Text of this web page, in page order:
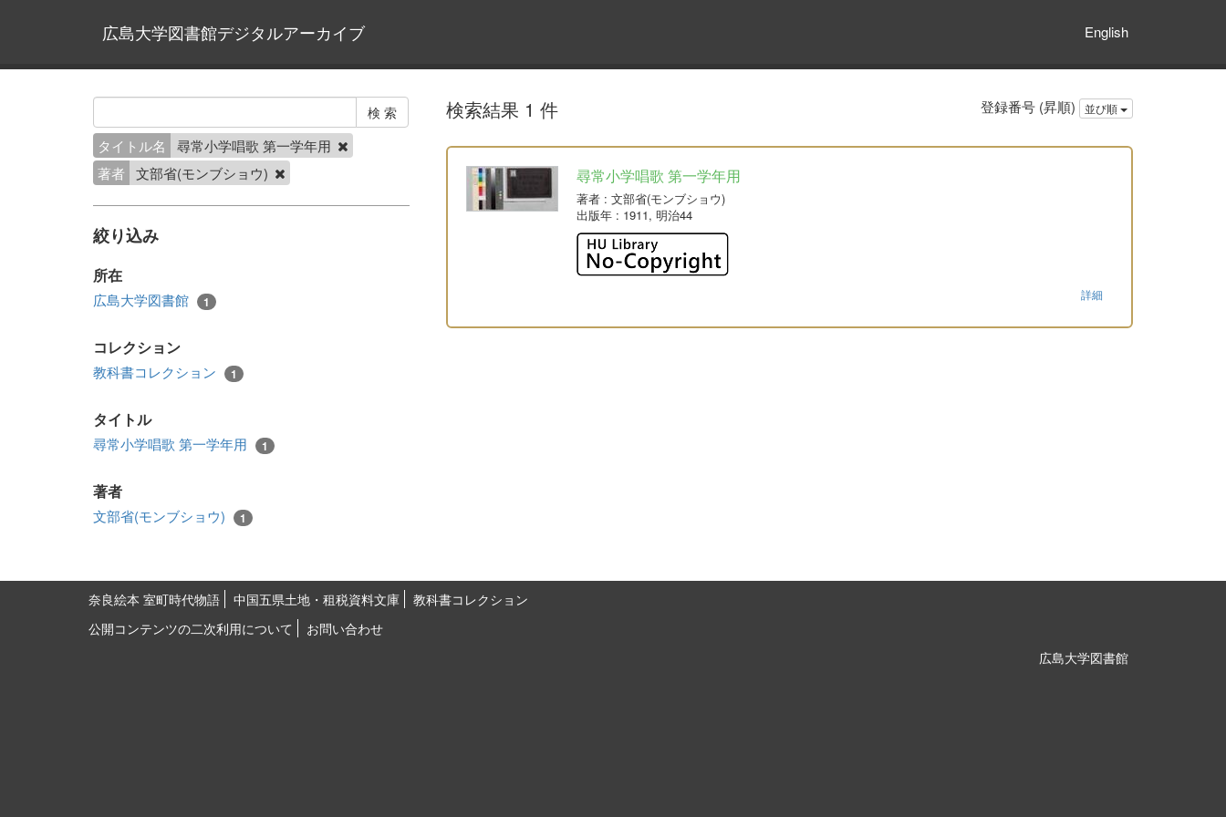
広島大学図書館デジタルアーカイブ English
タイトル名
尋常小学唱歌 第一学年用
著者
文部省(モンブショウ)
絞り込み
所在
広島大学図書館 1
コレクション
教科書コレクション 1
タイトル
尋常小学唱歌 第一学年用 1
著者
文部省(モンブショウ) 1
検索結果 1 件 登録番号 (昇順) 並び順
尋常小学唱歌 第一学年用
著者: 文部省(モンブショウ)
出版年: 1911, 明治44
詳細
奈良絵本 室町時代物語 中国五県土地・租税資料文庫
教科書コレクション
公開コンテンツの二次利用について
お問い合わせ
広島大学図書館